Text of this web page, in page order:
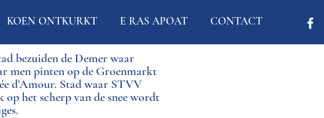
KOEN ONTKURKT E RAS APOAT CONTACT
bezuiden de Demer waar
men pinten op de Groenmarkt
d’Amour. Stad waar STVV
het scherp van de snee wordt